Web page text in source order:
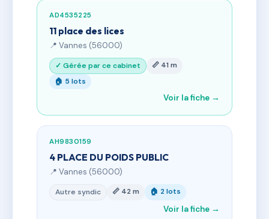
AD4535225
11 place des lices
📍 Vannes (56000)
✓ Gérée par ce cabinet
📏 41 m
🏠 5 lots
Voir la fiche →
AH9830159
4 PLACE DU POIDS PUBLIC
📍 Vannes (56000)
Autre syndic 📏 42 m 🏠 2 lots
Voir la fiche →